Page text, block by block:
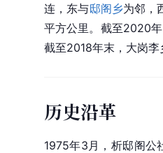
连，东与邸阁乡为邻，
平方公里。截至2020
截至2018年末，大岗
历史沿革
1975年3月，析邸阁公